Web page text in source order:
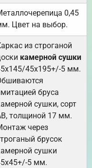
0,45
Цвет на выбор.
из строганой
камерной сушки
45х195+/-5 мм.
бруса
сушки, сорт
толщиной 17 мм.
через
брусок
сушки
5 мм.